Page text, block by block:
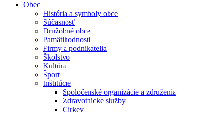
Obec
História a symboly obce
Súčasnosť
Družobné obce
Pamätihodnosti
Firmy a podnikatelia
Školstvo
Kultúra
Šport
Inštitúcie
Spoločenské organizácie a združenia
Zdravotnícke služby
Cirkev